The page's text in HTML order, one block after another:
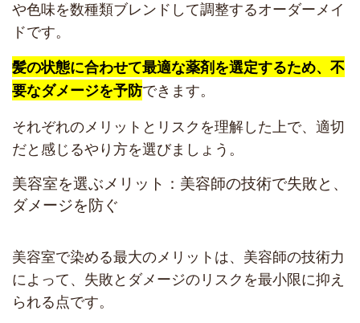
や色味を数種類ブレンドして調整するオーダーメイ
ドです。
髪の状態に合わせて最適な薬剤を選定するため、不
要なダメージを予防できます。
それぞれのメリットとリスクを理解した上で、適切
だと感じるやり方を選びましょう。
美容室を選ぶメリット：美容師の技術で失敗と、
ダメージを防ぐ
美容室で染める最大のメリットは、美容師の技術力
によって、失敗とダメージのリスクを最小限に抑え
られる点です。